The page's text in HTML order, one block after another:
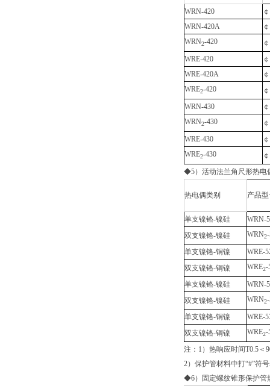
WRN-420
WRN-420A
WRN2-420
WRE-420
WRE-420A
WRE2-420
WRN-430
WRN2-430
WRE-430
WRE2-430
◆5）活动法兰角尺形热电
热电偶类别 产品
单支镍铬-镍硅
WRN-
双支镍铬-镍硅
WRN2
单支镍铬-铜镍
WRE-
双支镍铬-铜镍
WRE2-
单支镍铬-镍硅
WRN-
双支镍铬-镍硅
WRN2
单支镍铬-铜镍
WRE-
双支镍铬-铜镍
WRE2-
注：1）热响应时间T0.5＜
2）保护管材料中打“#”符
◆6）固定螺纹锥形保护管